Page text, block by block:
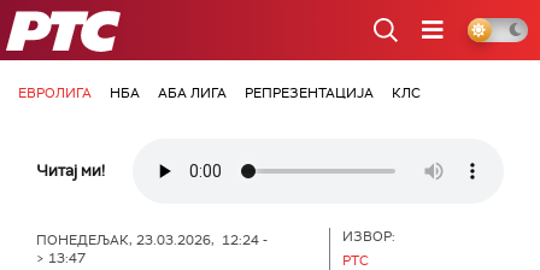
РТС
ЕВРОЛИГА НБА АБА ЛИГА РЕПРЕЗЕНТАЦИЈА КЛС
Читај ми!
ПОНЕДЕЉАК, 23.03.2026, 12:24 -
> 13:47
ИЗВОР:
РТС